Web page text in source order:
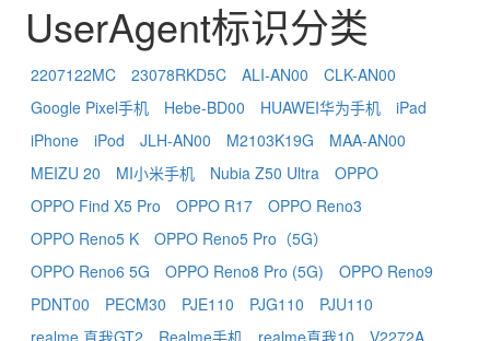
UserAgent标识分类
2207122MC 23078RKD5C ALI-AN00
CLK-AN00
Google Pixel手机
Hebe-BD00 HUAWEI华为手机
iPad
iPhone
iPod JLH-AN00 M2103K19G
MAA-AN00
MEIZU 20
MI小米手机 Nubia Z50 Ultra
OPPO
OPPO Find X5 Pro
OPPO R17
OPPO Reno3
OPPO Reno5 K
OPPO Reno5 Pro（5G）
OPPO Reno6 5G
OPPO Reno8 Pro (5G)
OPPO Reno9
PDNT00
PECM30 PJE110 PJG110
PJU110
realme 真我GT2
Realme手机 realme真我10
V2272A